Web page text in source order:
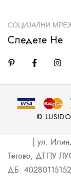
СОЦИЈАЛНИ
Следете Не
©
| ул.
Тетово, ДТПУ
ДБ: